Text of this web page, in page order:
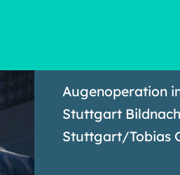
Augenoperation
Stuttgart
Stuttgart/Tobias